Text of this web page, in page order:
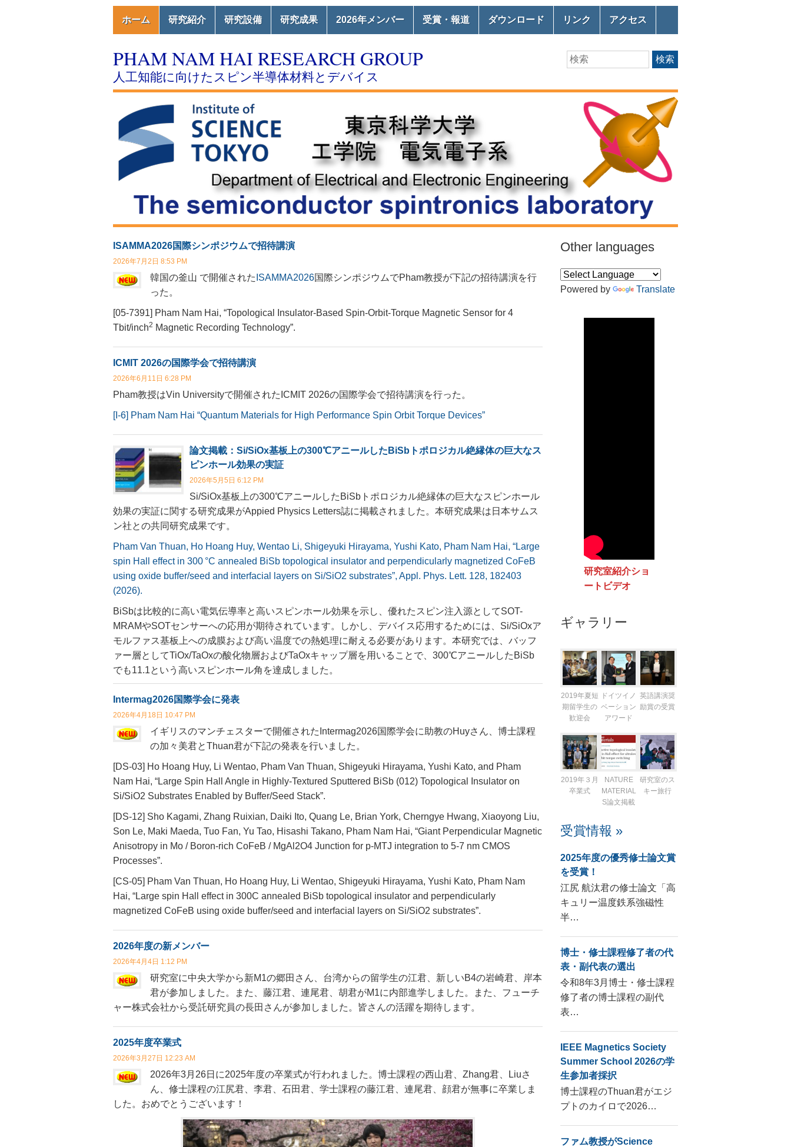
ホーム 研究紹介 研究設備 研究成果 2026年メンバー 受賞・報道 ダウンロード リンク アクセス
PHAM NAM HAI RESEARCH GROUP
人工知能に向けたスピン半導体材料とデバイス
Search 検索
ISAMMA2026国際シンポジウムで招待講演
2026年7月2日 8:53 PM
韓国の釜山 で開催された ISAMMA2026国際シンポジウムでPham教授が下記の招待講演を行
った。
[05-7391] Pham Nam Hai, “Topological Insulator-Based Spin-Orbit-Torque Magnetic Sensor for 4
Tbit/inch2 Magnetic Recording Technology”.
ICMIT 2026の国際学会で招待講演
2026年6月11日 6:28 PM
Pham教授はVin Universityで開催されたICMIT 2026の国際学会で招待講演を行った。
[I-6] Pham Nam Hai “Quantum Materials for High Performance Spin Orbit Torque Devices”
論文掲載：Si/SiOx基板上の300℃アニールしたBiSbトポロジカル絶縁体の巨大なス
ピンホール効果の実証
2026年5月5日 6:12 PM
Si/SiOx基板上の300℃アニールしたBiSbトポロジカル絶縁体の巨大なスピンホール
効果の実証に関する研究成果がAppied Physics Letters誌に掲載されました。本研究成果は日本サムス
ン社との共同研究成果です。
Pham Van Thuan, Ho Hoang Huy, Wentao Li, Shigeyuki Hirayama, Yushi Kato, Pham Nam Hai, “Large
spin Hall effect in 300 °C annealed BiSb topological insulator and perpendicularly magnetized CoFeB
using oxide buffer/seed and interfacial layers on Si/SiO2 substrates”, Appl. Phys. Lett. 128, 182403
(2026).
BiSbは比較的に高い電気伝導率と高いスピンホール効果を示し、優れたスピン注入源としてSOT-
MRAMやSOTセンサーへの応用が期待されています。しかし、デバイス応用するためには、Si/SiOxア
モルファス基板上への成膜および高い温度での熱処理に耐える必要があります。本研究では、バッフ
ァー層としてTiOx/TaOxの酸化物層およびTaOxキャップ層を用いることで、300℃アニールしたBiSb
でも11.1という高いスピンホール角を達成しました。
Intermag2026国際学会に発表
2026年4月18日 10:47 PM
イギリスのマンチェスターで開催されたIntermag2026国際学会に助教のHuyさん、博士課程
の加々美君とThuan君が下記の発表を行いました。
[DS-03] Ho Hoang Huy, Li Wentao, Pham Van Thuan, Shigeyuki Hirayama, Yushi Kato, and Pham
Nam Hai, “Large Spin Hall Angle in Highly-Textured Sputtered BiSb (012) Topological Insulator on
Si/SiO2 Substrates Enabled by Buffer/Seed Stack”.
[DS-12] Sho Kagami, Zhang Ruixian, Daiki Ito, Quang Le, Brian York, Cherngye Hwang, Xiaoyong Liu,
Son Le, Maki Maeda, Tuo Fan, Yu Tao, Hisashi Takano, Pham Nam Hai, “Giant Perpendicular Magnetic
Anisotropy in Mo / Boron-rich CoFeB / MgAl2O4 Junction for p-MTJ integration to 5-7 nm CMOS
Processes”.
[CS-05] Pham Van Thuan, Ho Hoang Huy, Li Wentao, Shigeyuki Hirayama, Yushi Kato, Pham Nam
Hai, “Large spin Hall effect in 300C annealed BiSb topological insulator and perpendicularly
magnetized CoFeB using oxide buffer/seed and interfacial layers on Si/SiO2 substrates”.
2026年度の新メンバー
2026年4月4日 1:12 PM
研究室に中央大学から新M1の郷田さん、台湾からの留学生の江君、新しいB4の岩崎君、岸本
君が参加しました。また、藤江君、連尾君、胡君がM1に内部進学しました。また、フューチ
ャー株式会社から受託研究員の長田さんが参加しました。皆さんの活躍を期待します。
2025年度卒業式
2026年3月27日 12:23 AM
2026年3月26日に2025年度の卒業式が行われました。博士課程の西山君、Zhang君、Liuさ
ん、修士課程の江尻君、李君、石田君、学士課程の藤江君、連尾君、顔君が無事に卒業しま
した。おめでとうございます！
Other languages
Powered by Translate
研究室紹介ショ
ートビデオ
ギャラリー
2019年夏短
期留学生の
歓迎会
ドイツイノ
ベーション
アワード
英語講演奨
励賞の受賞
2019年３月
卒業式
NATURE
MATERIAL
S論文掲載
研究室のス
キー旅行
受賞情報 »
2025年度の優秀修士論文賞
を受賞！
江尻 航汰君の修士論文「高
キュリー温度鉄系強磁性
半…
博士・修士課程修了者の代
表・副代表の選出
令和8年3月博士・修士課程
修了者の博士課程の副代
表…
IEEE Magnetics Society
Summer School 2026の学
生参加者採択
博士課程のThuan君がエジ
プトのカイロで2026…
ファム教授がScience